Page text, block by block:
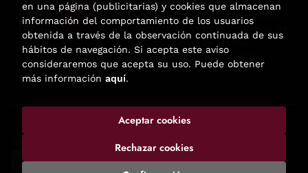
Esta actividad ha recibido una ayuda
para la modernización de las librerías de
la Comunidad de Madrid
correspondiente al año 2025.
. Todos los Derechos Reservados |
en una página (publicitarias) y cookies que almacenan
información del comportamiento de los usuarios
obtenida a través de la observación continuada de sus
hábitos de navegación. Si acepta este aviso
consideraremos que acepta su uso. Puede obtener
más información aquí.
Rechazar cookies
Aceptar cookies